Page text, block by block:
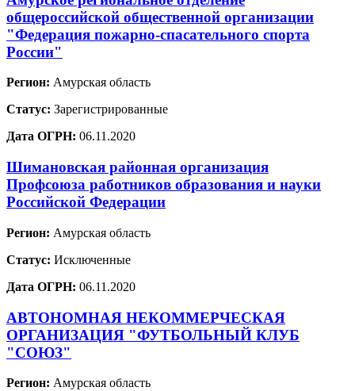
общероссийской общественной организации
"Федерация пожарно-спасательного спорта
России"
Регион: Амурская область
Статус: Зарегистрированные
Дата ОГРН: 06.11.2020
Шимановская районная организация
Профсоюза работников образования и науки
Российской Федерации
Регион: Амурская область
Статус: Исключенные
Дата ОГРН: 06.11.2020
АВТОНОМНАЯ НЕКОММЕРЧЕСКАЯ
ОРГАНИЗАЦИЯ "ФУТБОЛЬНЫЙ КЛУБ
"СОЮЗ"
Регион: Амурская область